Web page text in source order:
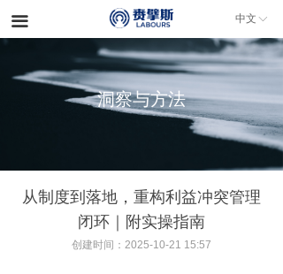
끀 ꀅ
中文
从制度到落地，重构利益冲突管理
闭环｜附实操指南
洞察与方法
创建时间： 2025-10-21 15:57